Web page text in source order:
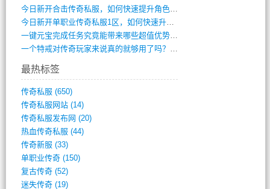
今日新开合击传奇私服，如何快速提升角色战(0)
今日新开单职业传奇私服1区，如何快速升级(0)
一键元宝完成任务究竟能带来哪些超值优势？(0)
一个特戒对传奇玩家来说真的就够用了吗？(0)
最热标签
传奇私服 (650)
传奇私服网站(14)
传奇私服发布网 (20)
热血传奇私服 (44)
传奇新服 (33)
单职业传奇(150)
复古传奇(52)
迷失传奇(19)